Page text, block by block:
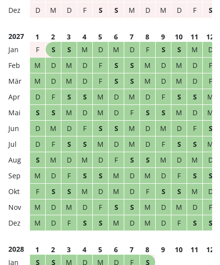
D
M D F S S M D M D F S
2027 1 2 3 4 5 6 7 8 9 10 11
12
F
S S M D M D F S S M
D
M
D M D F S S M D M D
F
M
D M D F S S M D M D
F
D
F S S M D M D F S S
M
S
S M D M D F S S M D
M
D
M D F S S M D M D F
S
D
F S S M D M D F S S
M
S
M D M D F S S M D M
D
M
D F S S M D M D F S
S
F
S S M D M D F S S M
D
M
D M D F S S M D M D
F
M
D F S S M D M D F S S
2028 1 2 3 4 5 6 7 8 9 10 11
12
S
S M D M D F S